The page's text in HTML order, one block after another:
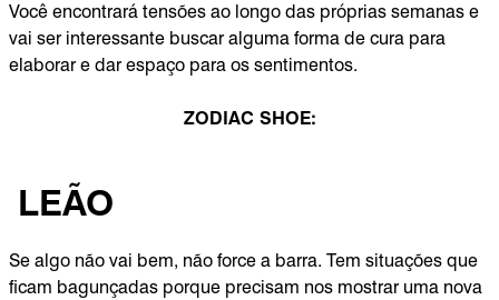
Você encontrará tensões ao longo das próprias semanas e
vai ser interessante buscar alguma forma de cura para
elaborar e dar espaço para os sentimentos.
ZODIAC SHOE:
LEÃO
Se algo não vai bem, não force a barra. Tem situações que
ficam bagunçadas porque precisam nos mostrar uma nova